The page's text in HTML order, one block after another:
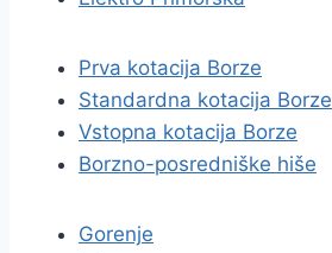
Prva kotacija Borze
Standardna kotacija Borze
Vstopna kotacija Borze
Borzno-posredniške hiše
Gorenje